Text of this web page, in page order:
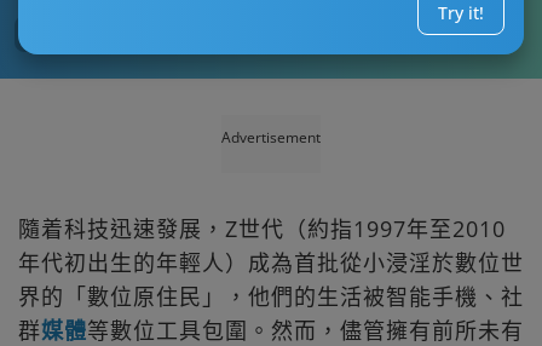
Try it!
Advertisement
隨着科技迅速發展，Z世代（約指1997年至2010
年代初出生的年輕人）成為首批從小浸淫於數位世
界的「數位原住民」，他們的生活被智能手機、社
群媒體等數位工具包圍。然而，儘管擁有前所未有